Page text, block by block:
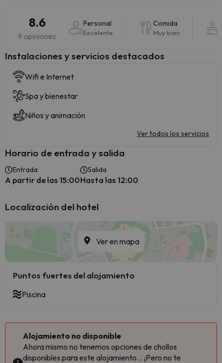
8.6
9 opiniones
Personal
Excelente
Comida
Muy bien
Instalaciones y servicios destacados
Wifi e Internet
Spa y bienestar
Niños y animación
Ver todos los servicios
Horario de entrada y salida
Entrada
A partir de las 15:00
Salida
Hasta las 12:00
Localización del hotel
Ver en mapa
Puntos fuertes del alojamiento
Piscina
Alojamiento no disponible
Ahora mismo no tenemos opciones de chollos
disponibles para este alojamiento... ¡Pero no te